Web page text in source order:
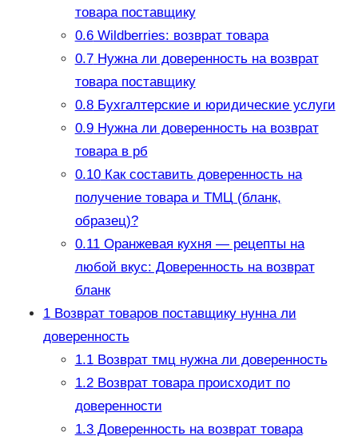
товара поставщику
0.6Wildberries: возврат товара
0.7Нужна ли доверенность на возврат
товара поставщику
0.8Бухгалтерские и юридические услуги
0.9Нужна ли доверенность на возврат
товара в рб
0.10Как составить доверенность на
получение товара и ТМЦ (бланк,
образец)?
0.11Оранжевая кухня — рецепты на
любой вкус: Доверенность на возврат
бланк
1Возврат товаров поставщику нунна ли
доверенность
1.1Возврат тмц нужна ли доверенность
1.2Возврат товара происходит по
доверенности
1.3Доверенность на возврат товара